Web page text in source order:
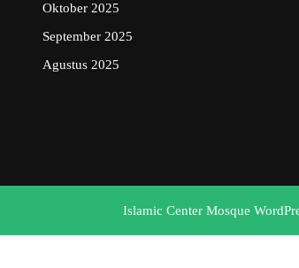
Oktober 2025
September 2025
Agustus 2025
Islamic Center Mosque